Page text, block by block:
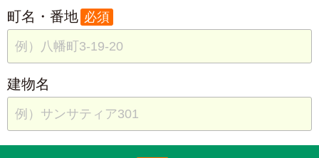
町名・番地 必須
建物名